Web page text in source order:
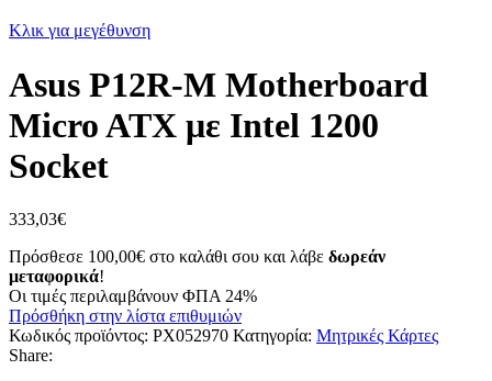
Κλικ για μεγέθυνση
Asus P12R-M Motherboard
Micro ATX με Intel 1200
Socket
333,03€
Πρόσθεσε 100,00€ στο καλάθι σου και λάβε δωρεάν
μεταφορικά!
Οι τιμές περιλαμβάνουν ΦΠΑ 24%
Πρόσθήκη στην λίστα επιθυμιών
Κωδικός προϊόντος: PX052970 Κατηγορία: Μητρικές Κάρτες
Share: